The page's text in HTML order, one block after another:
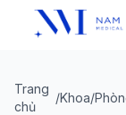
Trang chủ
Trang
chủ
/Khoa/